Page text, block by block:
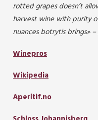
rotted grapes doesn’t
harvest wine with purity
nuances botrytis brings» –
Winepros
Wikipedia
Aperitif.no